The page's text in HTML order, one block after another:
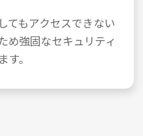
てもアクセスできない
め強固なセキュリティ
。